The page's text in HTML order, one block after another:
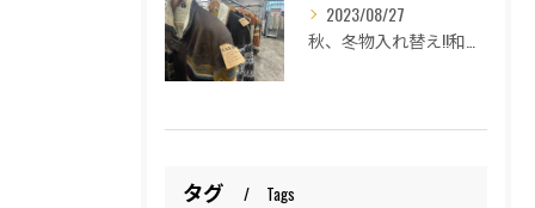
2023/08/27
タグ Tags